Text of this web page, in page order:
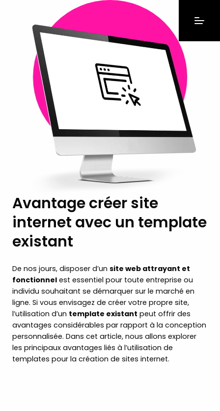
Avantage créer site
internet avec un template
existant
De nos jours, disposer d’un site web attrayant et
fonctionnel est essentiel pour toute entreprise ou
individu souhaitant se démarquer sur le marché en
ligne. Si vous envisagez de créer votre propre site,
l’utilisation d’un template existant peut offrir des
avantages considérables par rapport à la conception
personnalisée. Dans cet article, nous allons explorer
les principaux avantages liés à l’utilisation de
templates pour la création de sites internet.